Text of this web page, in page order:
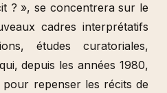
? », se concentrera sur le
cadres interprétatifs
études curatoriales,
depuis les années 1980,
repenser les récits de